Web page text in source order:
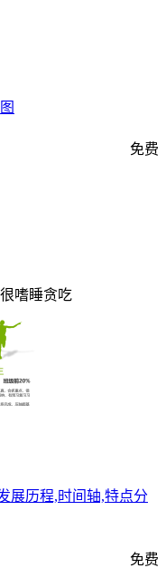
嗜睡贪吃
免费
展历程,时间轴,特点分
免费